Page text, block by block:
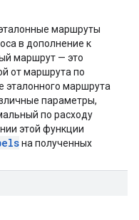
маршруты
в дополнение к
маршрут — это
от маршрута по
эталонного маршрута
параметры,
по расходу
этой функции
на полученных